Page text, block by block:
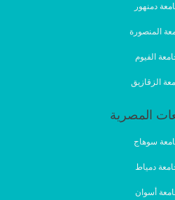
دمنهور
المنصورة
الفيوم
الزقازيق
المصرية
سوهاج
دمياط
أسوان